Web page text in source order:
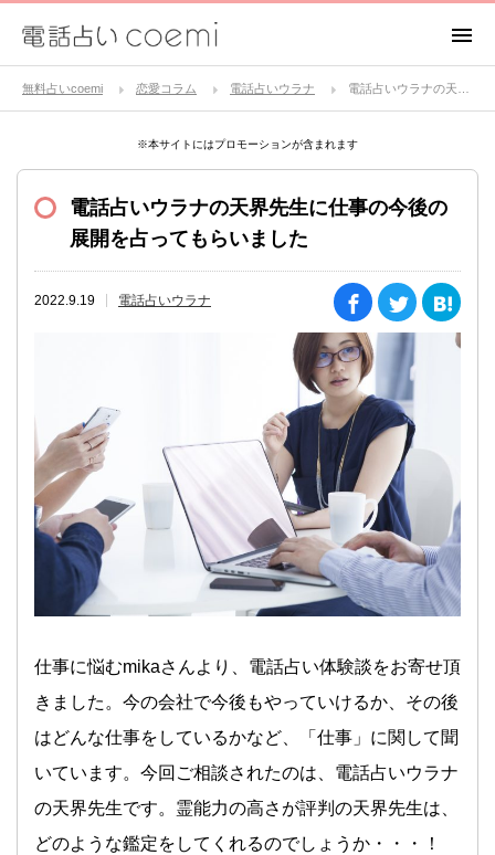
無料占いcoemi 恋愛コラム 電話占いウラナ
※本サイトにはプロモーションが含まれます
電話占いウラナの天界先生に仕事の今後の
展開を占ってもらいました
2022.9.19 電話占いウラナ
仕事に悩むmikaさんより、電話占い体験談をお寄せ頂
きました。今の会社で今後もやっていけるか、その後
はどんな仕事をしているかなど、「仕事」に関して聞
いています。今回ご相談されたのは、電話占いウラナ
の天界先生です。霊能力の高さが評判の天界先生は、
どのような鑑定をしてくれるのでしょうか・・・！